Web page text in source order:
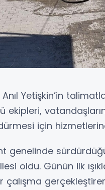
Yetişkin’in
ekipleri,
için
genelinde
oldu. Günün ilk
çalışma